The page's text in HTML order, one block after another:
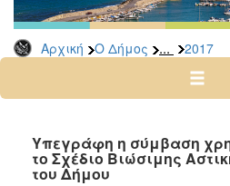
Αρχική Ο Δήμος ... 2017
Αρχείο
2026
2024
2022
Υπεγράφη η σύμβαση
το Σχέδιο Βιώσιμης
του Δήμου